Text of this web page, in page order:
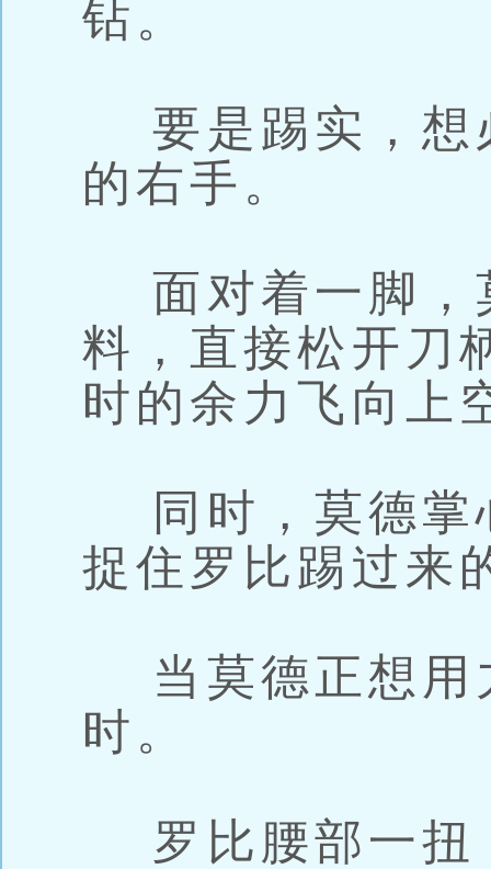
钻。
要是踢实，想
的右手。
面对着一脚，
料，直接松开刀
时的余力飞向上
同时，莫德掌
捉住罗比踢过来
当莫德正想用
时。
罗比腰部一扭